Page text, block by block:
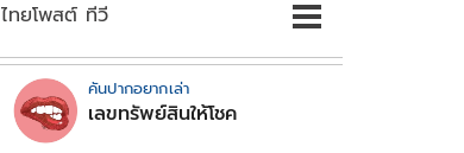
ไทยโพสต์ ทีวี
คันปากอยากเล่า
เลขทรัพย์สินให้โชค